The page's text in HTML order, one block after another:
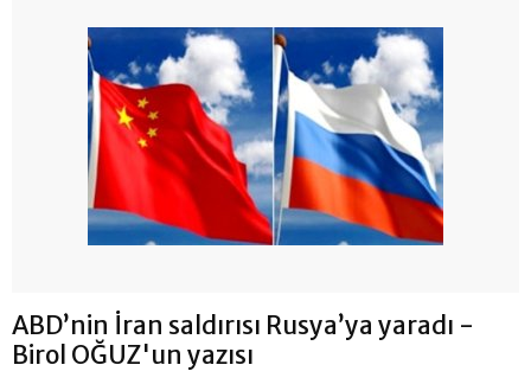
ABD’nin İran saldırısı Rusya’ya yaradı -
Birol OĞUZ'un yazısı